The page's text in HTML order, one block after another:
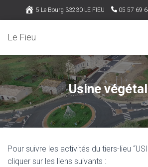
5 Le Bourg 33230 LE FIEU 05 57 69
Le Fieu
Usine
Pour suivre les activités du tiers-lieu
cliquer sur les liens suivants :